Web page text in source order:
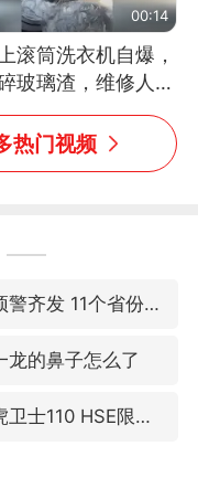
00:14
滚筒洗衣机自爆，
玻璃渣，维修人员
为原因，从未见过
自爆
热门视频
三预警齐发 11个省份有大到暴雨
龙的鼻子怎么了
路虎卫士110 HSE限时降价